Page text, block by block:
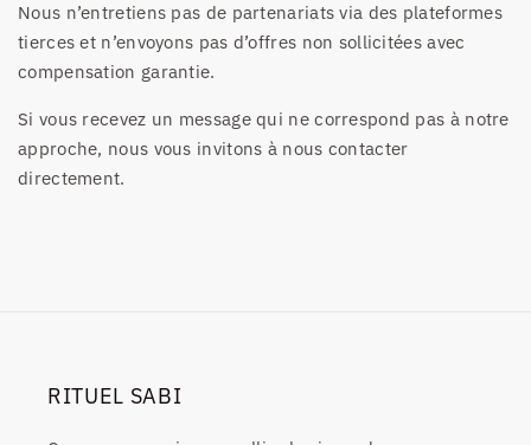
Nous n’entretiens pas de partenariats via des plateformes
tierces et n’envoyons pas d’offres non sollicitées avec
compensation garantie.
Si vous recevez un message qui ne correspond pas à notre
approche, nous vous invitons à nous contacter
directement.
RITUEL SABI